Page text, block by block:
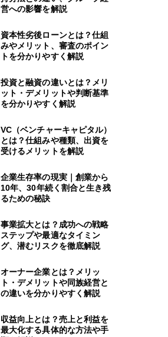
営への影響を解説
資本性劣後ローンとは？仕組
みやメリット、審査のポイン
トを分かりやすく解説
投資と融資の違いとは？メリ
ット・デメリットや判断基準
を分かりやすく解説
VC（ベンチャーキャピタル）
とは？仕組みや種類、出資を
受けるメリットを解説
企業生存率の現実｜創業から
10年、30年続く割合と生き残
るための秘訣
事業拡大とは？成功への戦略
ステップや最適なタイミン
グ、潜むリスクを徹底解説
オーナー企業とは？メリッ
ト・デメリットや同族経営と
の違いを分かりやすく解説
収益向上とは？売上と利益を
最大化する具体的な方法や手